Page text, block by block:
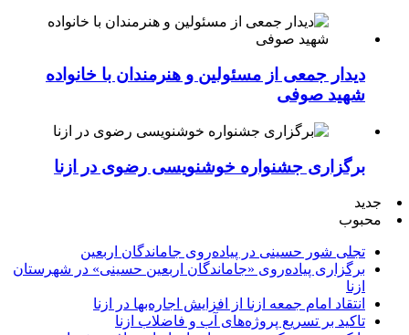
دیدار جمعی از مسئولین و هنرمندان با خانواده
شهید صوفی
برگزاری جشنواره خوشنویسی رضوی در ازنا
جدید
محبوب
تجلی شور حسینی در پیاده‌روی جاماندگان اربعین
برگزاری پیاده‌روی «جاماندگان اربعین حسینی» در شهرستان
ازنا
انتقاد امام جمعه ازنا از افزایش اجاره‌بها در ازنا
تاکید بر تسریع پروژه‌های آب و فاضلاب ازنا